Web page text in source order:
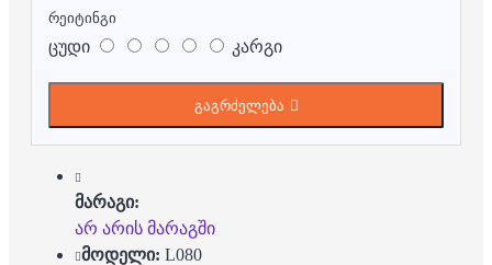
რეიტინგი
ცუდი კარგი
გაგრძელება
მარაგი:
არ არის მარაგში
მოდელი: L080